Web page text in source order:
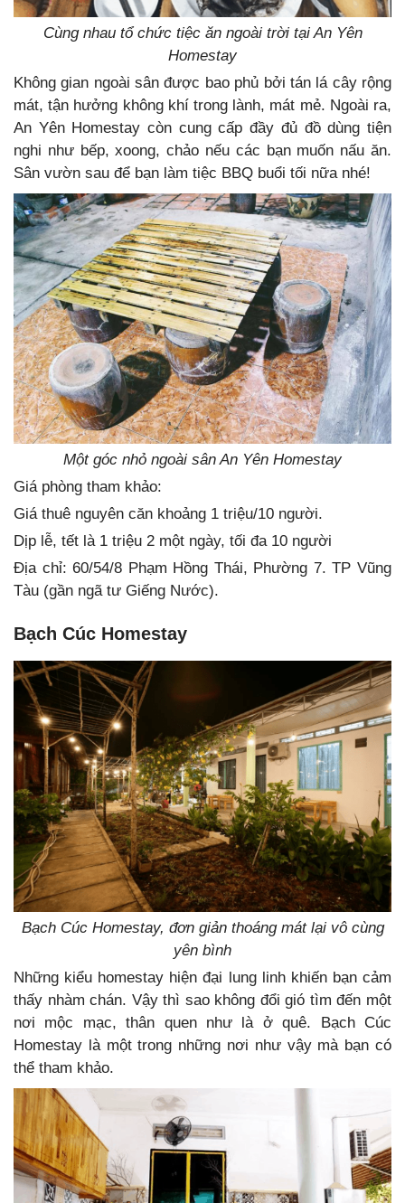
Cùng nhau tổ chức tiệc ăn ngoài trời tại An Yên
Homestay
Không gian ngoài sân được bao phủ bởi tán lá cây rộng
mát, tận hưởng không khí trong lành, mát mẻ. Ngoài ra,
An Yên Homestay còn cung cấp đầy đủ đồ dùng tiện
nghi như bếp, xoong, chảo nếu các bạn muốn nấu ăn.
Sân vườn sau để bạn làm tiệc BBQ buổi tối nữa nhé!
Một góc nhỏ ngoài sân An Yên Homestay
Giá phòng tham khảo:
Giá thuê nguyên căn khoảng 1 triệu/10 người.
Dịp lễ, tết là 1 triệu 2 một ngày, tối đa 10 người
Địa chỉ: 60/54/8 Phạm Hồng Thái, Phường 7. TP Vũng
Tàu (gần ngã tư Giếng Nước).
Bạch Cúc Homestay
Bạch Cúc Homestay, đơn giản thoáng mát lại vô cùng
yên bình
Những kiểu homestay hiện đại lung linh khiến bạn cảm
thấy nhàm chán. Vậy thì sao không đổi gió tìm đến một
nơi mộc mạc, thân quen như là ở quê. Bạch Cúc
Homestay là một trong những nơi như vậy mà bạn có
thể tham khảo.